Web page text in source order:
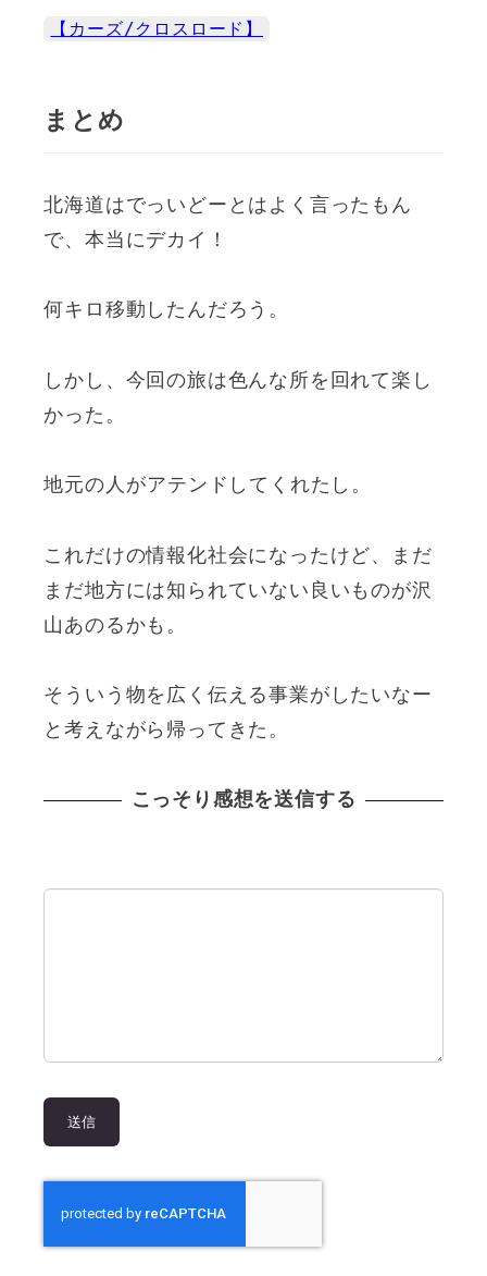
【カーズ/クロスロード】
まとめ
北海道はでっいどーとはよく言ったもん
で、本当にデカイ！
何キロ移動したんだろう。
しかし、今回の旅は色んな所を回れて楽し
かった。
地元の人がアテンドしてくれたし。
これだけの情報化社会になったけど、まだ
まだ地方には知られていない良いものが沢
山あのるかも。
そういう物を広く伝える事業がしたいなー
と考えながら帰ってきた。
こっそり感想を送信する